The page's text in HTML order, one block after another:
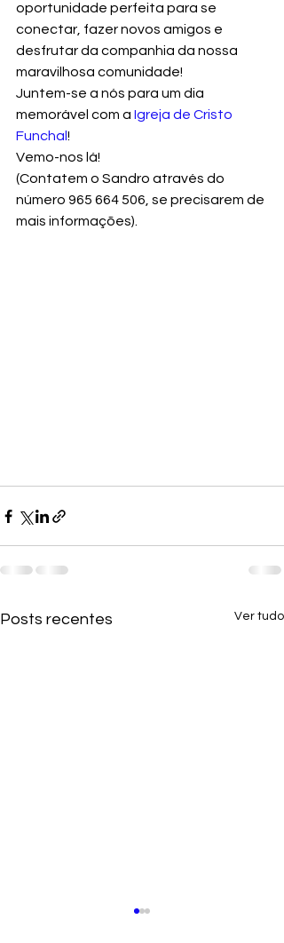
oportunidade perfeita para se
conectar, fazer novos amigos e
desfrutar da companhia da nossa
maravilhosa comunidade!
Juntem-se a nós para um dia
memorável com a Igreja de Cristo
Funchal !
Vemo-nos lá!
(Contatem o Sandro através do
número 965 664 506, se precisarem de
mais informações).
Posts recentes Ver tudo